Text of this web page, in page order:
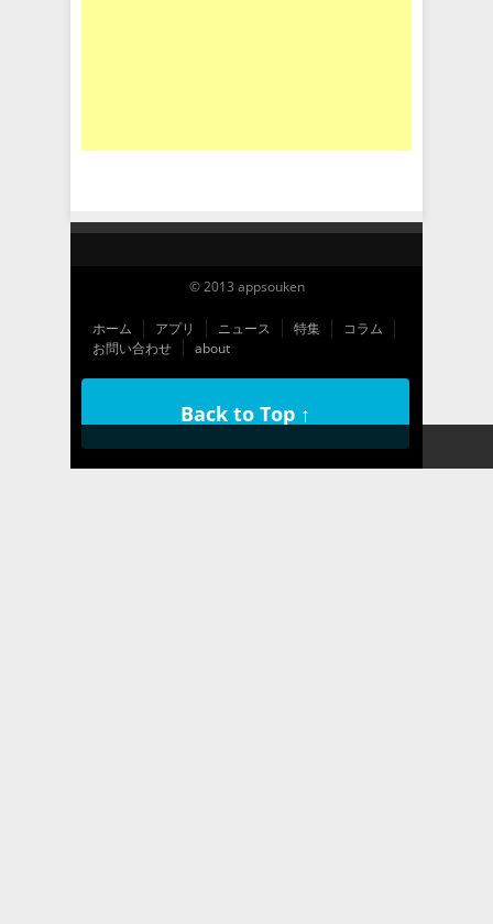
© 2013 appsouken
ホーム アプリ ニュース 特集
コラム
お問い合わせ
about
Back to Top ↑